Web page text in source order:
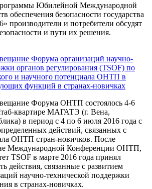
Юбилейной Международной
обеспечения безопасности государства
производители и потребители обсудят
и пути их решения.
Форума организаций научно-
органов регулирования (TSOF) по
и научного потенциала ОНТП в
функций в странах-новичках
Форума ОНТП состоялось 4-6
квартире МАГАТЭ (г. Вена,
в период с 4 по 6 июля 2016 года с
действий, связанных с
ОНТП стран-новичков. После
Международной Конференции ОНТП,
TSOF в марте 2016 года принял
действия, связанные с развитием
научно-технической поддержки
в странах-новичках.